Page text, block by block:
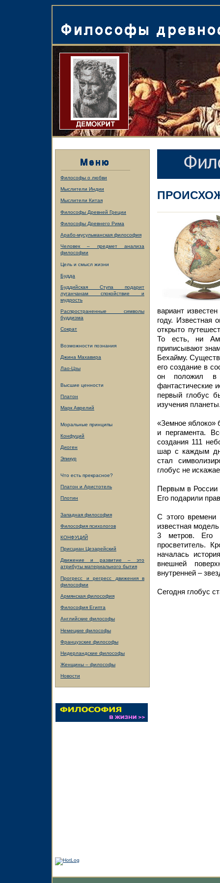
Философы о любви
Мыслители Индии
Мыслители Китая
Философы Древней Греции
Философы Древнего Рима
Арабо-мусульманская философия
Человек – предмет анализа
философии
Цель и смысл жизни
Будда
Буддийская Ступа подарит
луганчанам спокойствие и
мудрость
Распространенные символы
буддизма
Сократ
Возможности познания
Джина Махавира
Лао-Цзы
Высшие ценности
Платон
Марк Аврелий
Моральные принципы
Конфуций
Диоген
Эпикур
Что есть прекрасное?
Платон и Аристотель
Плотин
Западная философия
Философия психологов
КОНФУЦИЙ
Присциан Цезарейский
Движение и развитие – это
атрибуты материального бытия
Прогресс и регресс движения в
философии
Армянская философия
Философия Египта
Английские философы
Немецкие философы
Французские философы
Нидерландские философы
Женщины – философы
Новости
вариант
году. Известная
открыто
То есть, ни
приписывают
Бехайму.
его создание в
он положил в
фантастические
первый глобус
изучения
«Земное яблоко»
и пергамента.
создания 111
шар с каждым
стал
глобус не
Первым в России
Его подарили
С этого времени
известная
3 метров. Его
просветитель.
началась
внешней
внутренней –
Сегодня глобус